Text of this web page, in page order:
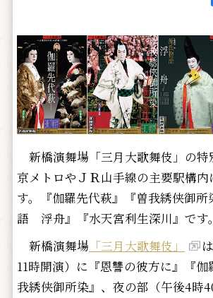
新橋演舞場「三月大歌舞伎」の特
京メトロやＪＲ山手線の主要駅構内
す。『伽羅先代萩』『曽我綉侠御所
語 浮舟』『水天宮利生深川』です。
新橋演舞場「三月大歌舞伎」
11時開演）に『恩讐の彼方に』『伽
我綉侠御所染』、夜の部（午後4時